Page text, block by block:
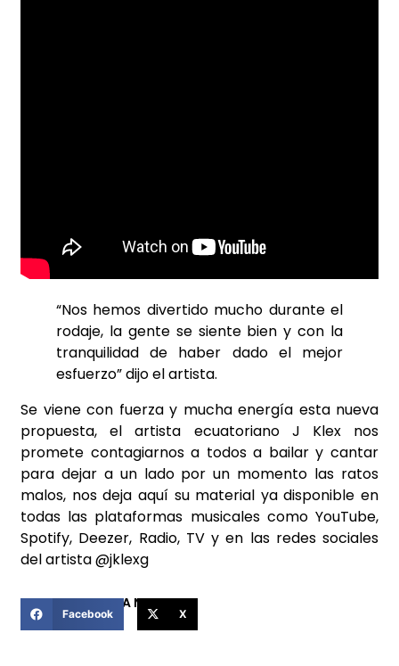
“Nos hemos divertido mucho durante el
rodaje, la gente se siente bien y con la
tranquilidad de haber dado el mejor
esfuerzo” dijo el artista.
Se viene con fuerza y mucha energía esta nueva
propuesta, el artista ecuatoriano J Klex nos
promete contagiarnos a todos a bailar y cantar
para dejar a un lado por un momento las ratos
malos, nos deja aquí su material ya disponible en
todas las plataformas musicales como YouTube,
Spotify, Deezer, Radio, TV y en las redes sociales
del artista @jklexg
COMPARTIR ESTA NOTICIA
Facebook X